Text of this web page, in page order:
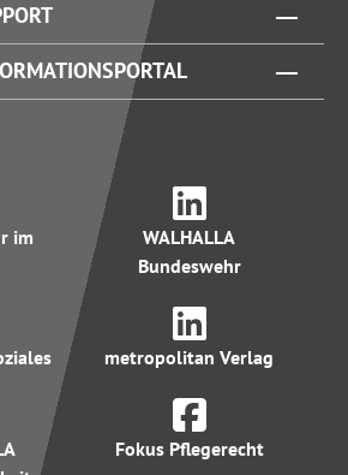
im
WALHALLA
Bundeswehr
metropolitan Verlag
Fokus Pflegerecht